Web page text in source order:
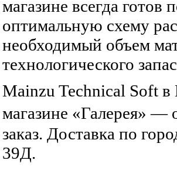
магазине всегда готов
оптимальную схему
необходимый объем
технологического
Mainzu Technical Soft
магазине «Галерея» —
заказ. Доставка по
39Д.